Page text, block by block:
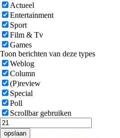
Actueel
Entertainment
Sport
Film & Tv
Games
Toon berichten van deze types
Weblog
Column
(P)review
Special
Poll
Scrollbar gebruiken
opslaan